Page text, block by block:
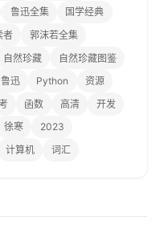
鲁迅全集
国学经典
者
郭沫若全集
自然珍藏
自然珍藏图鉴
鲁迅 Python
资源
函数 高清
开发
徐寒
2023
计算机 词汇